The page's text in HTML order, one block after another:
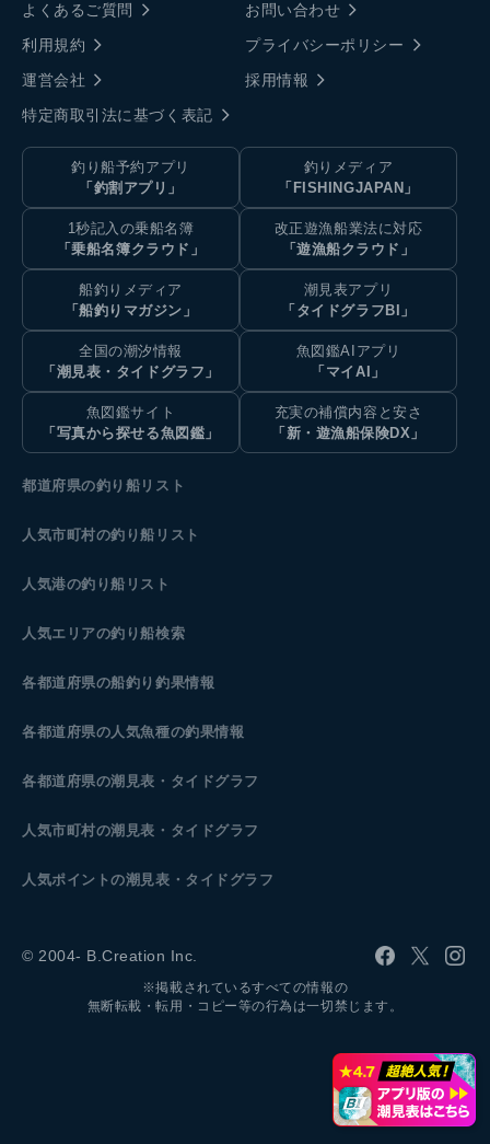
よくあるご質問
お問い合わせ
利用規約
プライバシーポリシー
運営会社
採用情報
特定商取引法に基づく表記
釣り船予約アプリ
「釣割アプリ」
釣りメディア
「FISHINGJAPAN」
1秒記入の乗船名簿
「乗船名簿クラウド」
改正遊漁船業法に対応
「遊漁船クラウド」
船釣りメディア
「船釣りマガジン」
潮見表アプリ
「タイドグラフBI」
全国の潮汐情報
「潮見表・タイドグラフ」
魚図鑑AIアプリ
「マイAI」
魚図鑑サイト
「写真から探せる魚図鑑」
充実の補償内容と安さ
「新・遊漁船保険DX」
都道府県の釣り船リスト
人気市町村の釣り船リスト
人気港の釣り船リスト
人気エリアの釣り船検索
各都道府県の船釣り釣果情報
各都道府県の人気魚種の釣果情報
各都道府県の潮見表 ・タイドグラフ
人気市町村の潮見表・タイドグラフ
人気ポイントの潮見表・タイドグラフ
© 2004- B.Creation Inc.
※掲載されているすべての情報の
無断転載・転用・コピー等の行為は一切禁じます。